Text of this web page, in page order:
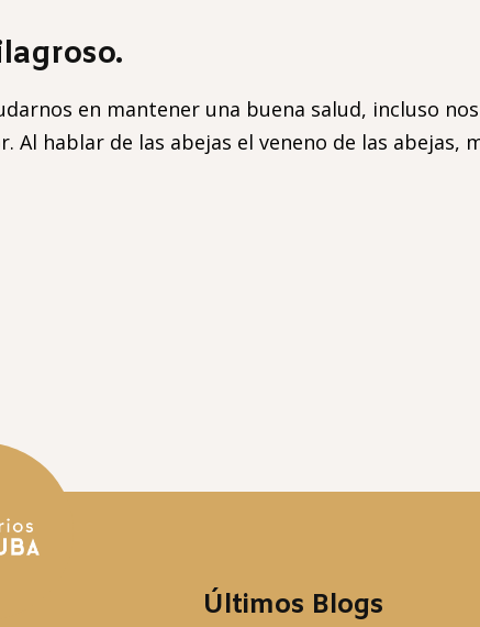
en mantener una buena salud, incluso
hablar de las abejas el veneno de las abejas,
Últimos Blogs